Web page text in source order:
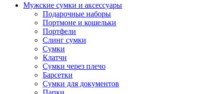
Мужские сумки и аксессуары
Подарочные наборы
Портмоне и кошельки
Портфели
Слинг сумки
Сумки
Клатчи
Сумки через плечо
Барсетки
Сумки для документов
Папки